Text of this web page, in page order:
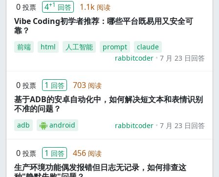
0 投票 4+1 回答 1.1k 阅读
Vibe Coding初学者推荐：哪些平台既易用又安全可
靠？
前端 html 人工智能 prompt
claude
rabbitcoder
7 月 23 日回答
0 投票 1 回答 703 阅读
基于ADB的安卓自动化中，如何解决短文本和表情识别
不准的问题？
adb android rabbitcoder 7 月 23 日回答
0 投票 1 回答 456 阅读
生产环境功能偶发报错但日志无记录，如何排查这